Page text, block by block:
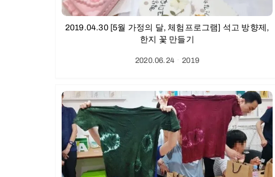
2019.04.30 [5월 가정의 달, 체험프로그램] 석고 방향제,
한지 꽃 만들기
2020.06.24ㆍ2019